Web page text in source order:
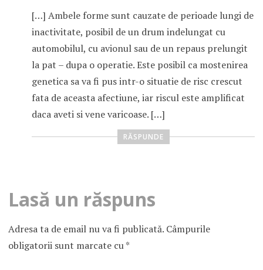
[…] Ambele forme sunt cauzate de perioade lungi de
inactivitate, posibil de un drum indelungat cu
automobilul, cu avionul sau de un repaus prelungit
la pat – dupa o operatie. Este posibil ca mostenirea
genetica sa va fi pus intr-o situatie de risc crescut
fata de aceasta afectiune, iar riscul este amplificat
daca aveti si vene varicoase. […]
RĂSPUNDE
Lasă un răspuns
Adresa ta de email nu va fi publicată.Câmpurile
obligatorii sunt marcate cu*